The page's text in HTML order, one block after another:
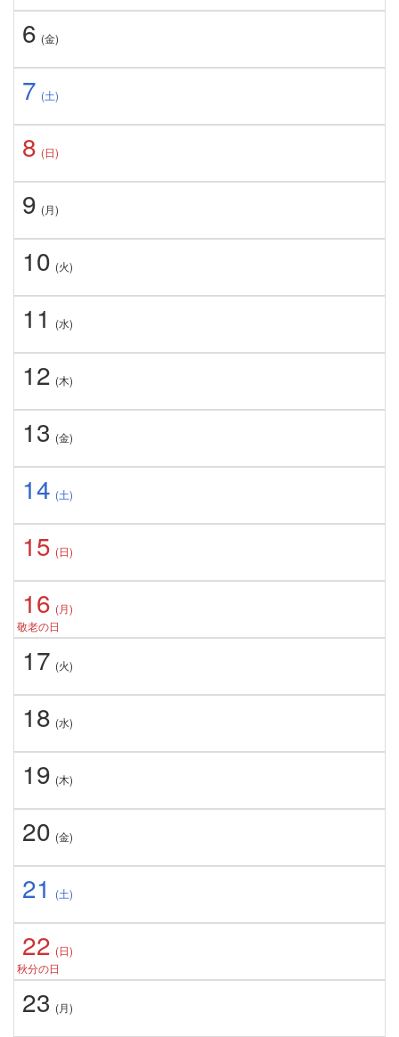
6 (金)
7 (土)
8 (日)
9 (月)
10 (火)
11 (水)
12 (木)
13 (金)
14 (土)
15 (日)
16 (月)
敬老の日
17 (火)
18 (水)
19 (木)
20 (金)
21 (土)
22 (日)
秋分の日
23 (月)